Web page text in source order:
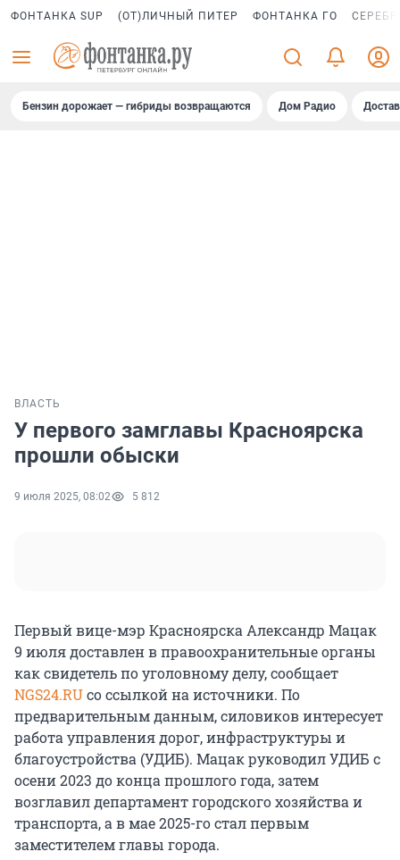
ФОНТАНКА SUP (ОТ)ЛИЧНЫЙ ПИТЕР ФОНТАНКА ГО
Бензин дорожает — гибриды возвращаются Дом Радио
ВЛАСТЬ
У первого замглавы Красноярска
прошли обыски
9 июля 2025, 08:02 5 812
Первый вице-мэр Красноярска Александр Мацак
9 июля доставлен в правоохранительные органы
как свидетель по уголовному делу, сообщает
NGS24.RUсо ссылкой на источники. По
предварительным данным, силовиков интересует
работа управления дорог, инфраструктуры и
благоустройства (УДИБ). Мацак руководил УДИБ с
осени 2023 до конца прошлого года, затем
возглавил департамент городского хозяйства и
транспорта, а в мае 2025-го стал первым
заместителем главы города.